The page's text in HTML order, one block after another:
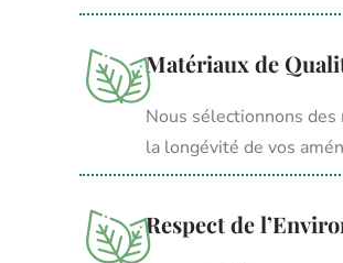
Matériaux de
Nous sélectionnons
la longévité de vos
Respect de